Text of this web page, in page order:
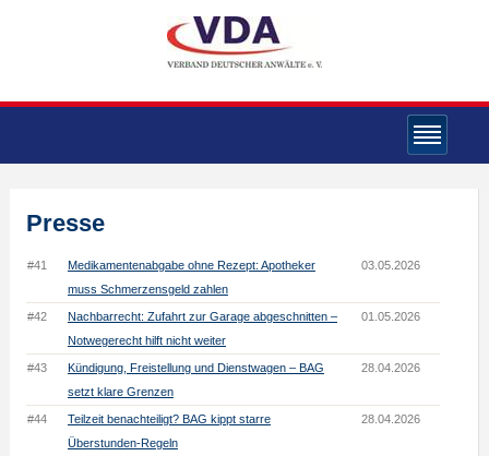
Presse
#41
Medikamentenabgabe ohne Rezept: Apotheker
muss Schmerzensgeld zahlen
03.05.2026
#42
Nachbarrecht: Zufahrt zur Garage abgeschnitten –
Notwegerecht hilft nicht weiter
01.05.2026
#43
Kündigung, Freistellung und Dienstwagen – BAG
setzt klare Grenzen
28.04.2026
#44
Teilzeit benachteiligt? BAG kippt starre
Überstunden-Regeln
28.04.2026